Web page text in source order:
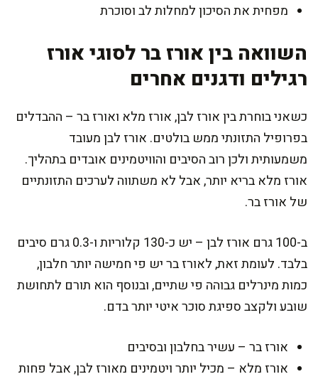
מפחית את הסיכון למחלות לב וסוכרת
השוואה בין אורז בר לסוגי אורז
רגילים ודגנים אחרים
כשאני בוחרת בין אורז לבן, אורז מלא ואורז בר – ההבדלים
בפרופיל התזונתי ממש בולטים. אורז לבן מעובד
משמעותית ולכן רוב הסיבים והוויטמינים אובדים בתהליך.
אורז מלא בריא יותר, אבל לא משתווה לערכים התזונתיים
של אורז בר.
ב-100 גרם אורז לבן – יש כ-130 קלוריות ו-0.3 גרם סיבים
בלבד. לעומת זאת, לאורז בר יש פי חמישה יותר חלבון,
כמות מינרלים גבוהה פי שתיים, ובנוסף הוא תורם לתחושת
שובע ולקצב ספיגת סוכר איטי יותר בדם.
אורז בר – עשיר בחלבון ובסיבים
אורז מלא – מכיל יותר ויטמינים מאורז לבן, אבל פחות